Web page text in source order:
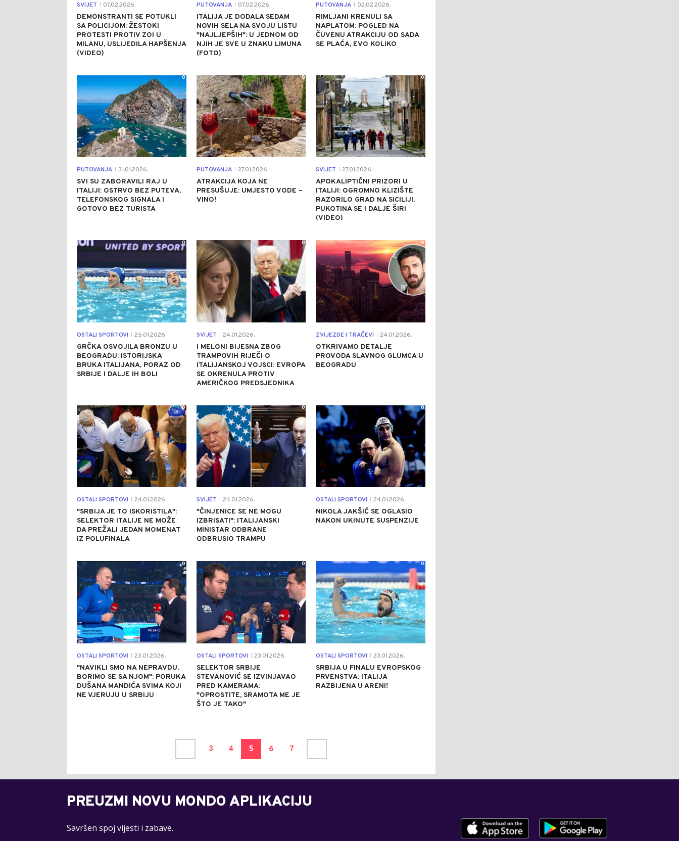
SVIJET 07.02.2026.
DEMONSTRANTI SE POTUKLI
SA POLICIJOM: ŽESTOKI
PROTESTI PROTIV ZOI U
MILANU, USLIJEDILA HAPŠENJA
(VIDEO)
PUTOVANJA 07.02.2026.
ITALIJA JE DODALA SEDAM
NOVIH SELA NA SVOJU LISTU
"NAJLJEPŠIH": U JEDNOM OD
NJIH JE SVE U ZNAKU LIMUNA
(FOTO)
PUTOVANJA 02.02.2026.
RIMLJANI KRENULI SA
NAPLATOM: POGLED NA
ČUVENU ATRAKCIJU OD SADA
SE PLAĆA, EVO KOLIKO
PUTOVANJA 31.01.2026.
SVI SU ZABORAVILI RAJ U
ITALIJI: OSTRVO BEZ PUTEVA,
TELEFONSKOG SIGNALA I
GOTOVO BEZ TURISTA
0
PUTOVANJA 27.01.2026.
ATRAKCIJA KOJA NE
PRESUŠUJE: UMJESTO VODE –
VINO!
0
SVIJET 27.01.2026.
APOKALIPTIČNI PRIZORI U
ITALIJI: OGROMNO KLIZIŠTE
RAZORILO GRAD NA SICILIJI,
PUKOTINA SE I DALJE ŠIRI
(VIDEO)
0
OSTALI SPORTOVI 25.01.2026.
GRČKA OSVOJILA BRONZU U
BEOGRADU: ISTORIJSKA
BRUKA ITALIJANA, PORAZ OD
SRBIJE I DALJE IH BOLI
0
SVIJET 24.01.2026.
I MELONI BIJESNA ZBOG
TRAMPOVIH RIJEČI O
ITALIJANSKOJ VOJSCI: EVROPA
SE OKRENULA PROTIV
AMERIČKOG PREDSJEDNIKA
0
ZVIJEZDE I TRAČEVI 24.01.2026.
OTKRIVAMO DETALJE
PROVODA SLAVNOG GLUMCA U
BEOGRADU
0
OSTALI SPORTOVI 24.01.2026.
"SRBIJA JE TO ISKORISTILA":
SELEKTOR ITALIJE NE MOŽE
DA PREŽALI JEDAN MOMENAT
IZ POLUFINALA
0
SVIJET 24.01.2026.
"ČINJENICE SE NE MOGU
IZBRISATI": ITALIJANSKI
MINISTAR ODBRANE
ODBRUSIO TRAMPU
0
OSTALI SPORTOVI 24.01.2026.
NIKOLA JAKŠIĆ SE OGLASIO
NAKON UKINUTE SUSPENZIJE
0
OSTALI SPORTOVI 23.01.2026.
"NAVIKLI SMO NA NEPRAVDU,
BORIMO SE SA NJOM": PORUKA
DUŠANA MANDIĆA SVIMA KOJI
NE VJERUJU U SRBIJU
0
OSTALI SPORTOVI 23.01.2026.
SELEKTOR SRBIJE
STEVANOVIĆ SE IZVINJAVAO
PRED KAMERAMA:
"OPROSTITE, SRAMOTA ME JE
ŠTO JE TAKO"
0
OSTALI SPORTOVI 23.01.2026.
SRBIJA U FINALU EVROPSKOG
PRVENSTVA: ITALIJA
RAZBIJENA U ARENI!
0
3 4 5 6 7
PREUZMI NOVU MONDO APLIKACIJU
Savršen spoj vijesti i zabave.